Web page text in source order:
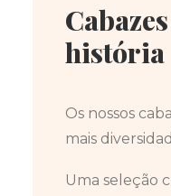
história
Os nossos
mais
Uma seleção